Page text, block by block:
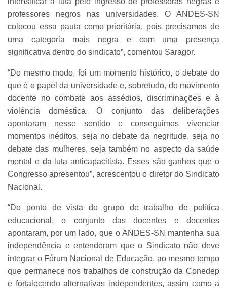
professores negros nas universidades. O ANDES-SN
colocou essa pauta como prioritária, pois precisamos de
uma categoria mais negra e com uma presença
significativa dentro do sindicato”, comentou Saragor.
“Do mesmo modo, foi um momento histórico, o debate do
que é o papel da universidade e, sobretudo, do movimento
docente no combate aos assédios, discriminações e à
violência doméstica. O conjunto das deliberações
apontaram nesse sentido e conseguimos vivenciar
momentos inéditos, seja no debate da negritude, seja no
debate das mulheres, seja também no aspecto da saúde
mental e da luta anticapacitista. Esses são ganhos que o
Congresso apresentou”, acrescentou o diretor do Sindicato
Nacional.
“Do ponto de vista do grupo de trabalho de política
educacional, o conjunto das docentes e docentes
apontaram, por um lado, que o ANDES-SN mantenha sua
independência e entenderam que o Sindicato não deve
integrar o Fórum Nacional de Educação, ao mesmo tempo
que permanece nos trabalhos de construção da Conedep
e fortalecendo alternativas independentes, assim como a